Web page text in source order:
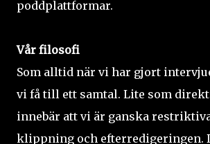
poddplattformar.
Vår filosofi
Som alltid när vi har gjort
vi få till ett samtal. Lite som
innebär att vi är ganska
klippning och efterredigeringen.